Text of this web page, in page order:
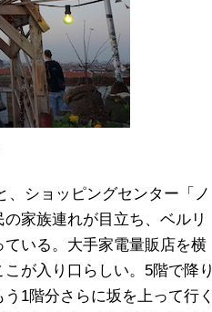
、ショッピングセンター「ノ
家族連れが目立ち、ベルリ
いる。大手家電量販店を横
が入り口らしい。5階で降り
1階分さらに坂を上って行く